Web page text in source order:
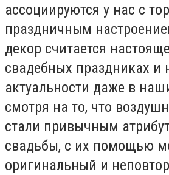
ассоциируются у нас с
праздничным
декор считается
свадебных праздниках и
актуальности даже в
смотря на то, что
стали привычным
свадьбы, с их помощью
оригинальный и